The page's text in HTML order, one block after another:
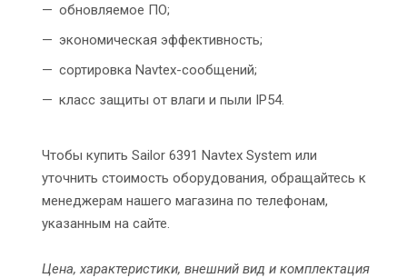
обновляемое ПО;
экономическая эффективность;
сортировка Navtex-сообщений;
класс защиты от влаги и пыли IP54.
Чтобы купить Sailor 6391 Navtex System или
уточнить стоимость оборудования, обращайтесь к
менеджерам нашего магазина по телефонам,
указанным на сайте.
Цена, характеристики, внешний вид и комплектация